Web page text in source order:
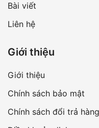
Bài viết
Liên hệ
Giới thiệu
Giới thiệu
Chính sách bảo mật
Chính sách đổi trả hàng